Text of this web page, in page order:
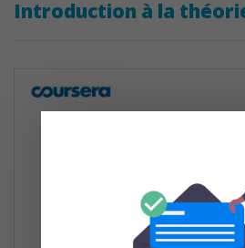
Introduction à la